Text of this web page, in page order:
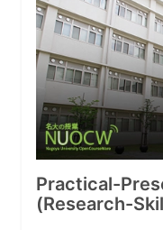
Practical-
(Research-